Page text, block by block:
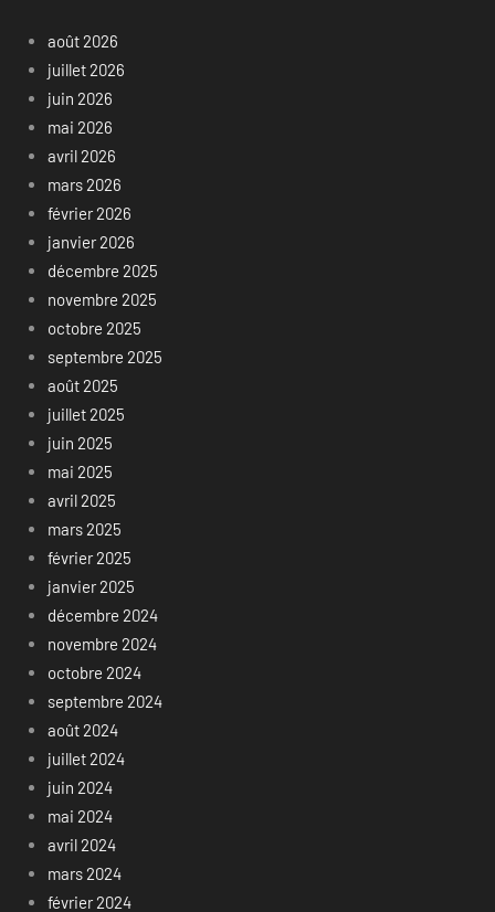
août 2026
juillet 2026
juin 2026
mai 2026
avril 2026
mars 2026
février 2026
janvier 2026
décembre 2025
novembre 2025
octobre 2025
septembre 2025
août 2025
juillet 2025
juin 2025
mai 2025
avril 2025
mars 2025
février 2025
janvier 2025
décembre 2024
novembre 2024
octobre 2024
septembre 2024
août 2024
juillet 2024
juin 2024
mai 2024
avril 2024
mars 2024
février 2024